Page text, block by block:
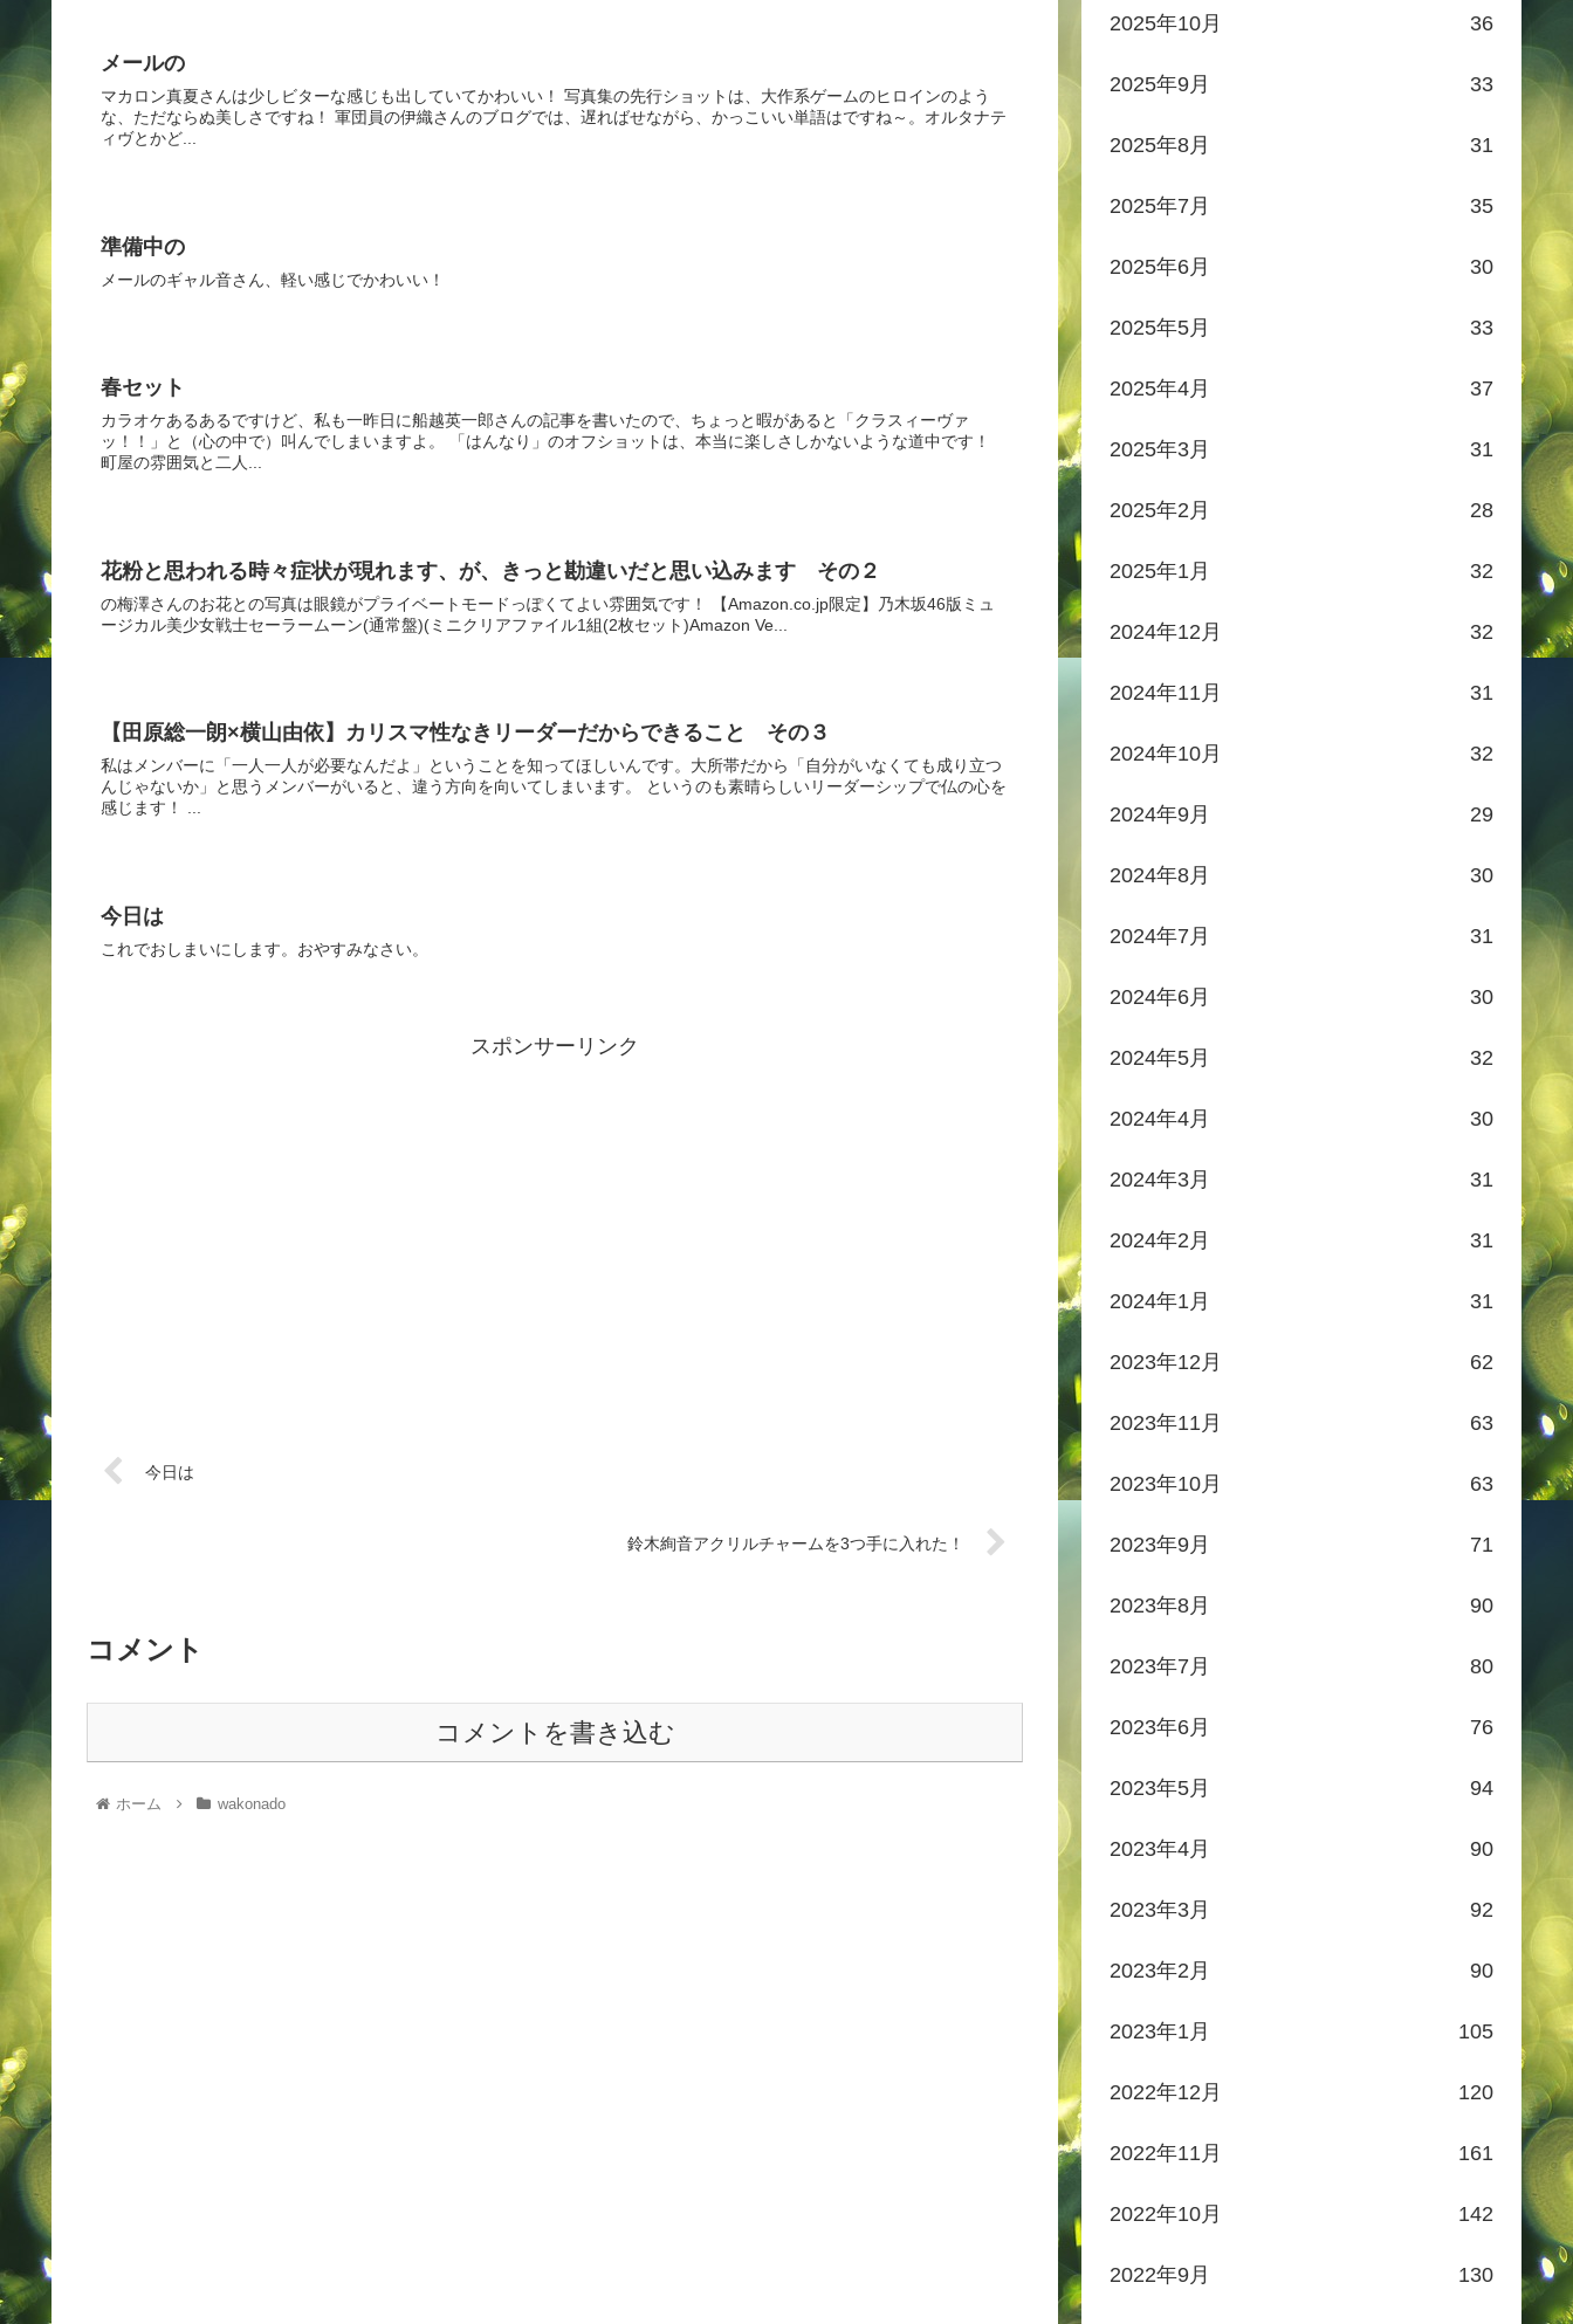
メールの
マカロン真夏さんは少しビターな感じも出していてかわいい！ 写真集の先行ショットは、大作系ゲームのヒロインのよう
な、ただならぬ美しさですね！ 軍団員の伊織さんのブログでは、遅ればせながら、かっこいい単語はですね～。オルタナテ
ィヴとかど...
準備中の
メールのギャル音さん、軽い感じでかわいい！
春セット
カラオケあるあるですけど、私も一昨日に船越英一郎さんの記事を書いたので、ちょっと暇があると「クラスィーヴァ
ッ！！」と（心の中で）叫んでしまいますよ。 「はんなり」のオフショットは、本当に楽しさしかないような道中です！
町屋の雰囲気と二人...
花粉と思われる時々症状が現れます、が、きっと勘違いだと思い込みます その２
の梅澤さんのお花との写真は眼鏡がプライベートモードっぽくてよい雰囲気です！ 【Amazon.co.jp限定】乃木坂46版ミュ
ージカル美少女戦士セーラームーン(通常盤)(ミニクリアファイル1組(2枚セット)Amazon Ve...
【田原総一朗×横山由依】カリスマ性なきリーダーだからできること その３
私はメンバーに「一人一人が必要なんだよ」ということを知ってほしいんです。大所帯だから「自分がいなくても成り立つ
んじゃないか」と思うメンバーがいると、違う方向を向いてしまいます。 というのも素晴らしいリーダーシップで仏の心を
感じます！ ...
今日は
これでおしまいにします。おやすみなさい。
スポンサーリンク
今日は
鈴木絢音アクリルチャームを3つ手に入れた！
コメント
コメントを書き込む
ホーム wakonado
2025年10月 36
2025年9月 33
2025年8月 31
2025年7月 35
2025年6月 30
2025年5月 33
2025年4月 37
2025年3月 31
2025年2月 28
2025年1月 32
2024年12月 32
2024年11月 31
2024年10月 32
2024年9月 29
2024年8月 30
2024年7月 31
2024年6月 30
2024年5月 32
2024年4月 30
2024年3月 31
2024年2月 31
2024年1月 31
2023年12月 62
2023年11月 63
2023年10月 63
2023年9月 71
2023年8月 90
2023年7月 80
2023年6月 76
2023年5月 94
2023年4月 90
2023年3月 92
2023年2月 90
2023年1月 105
2022年12月 120
2022年11月 161
2022年10月 142
2022年9月 130